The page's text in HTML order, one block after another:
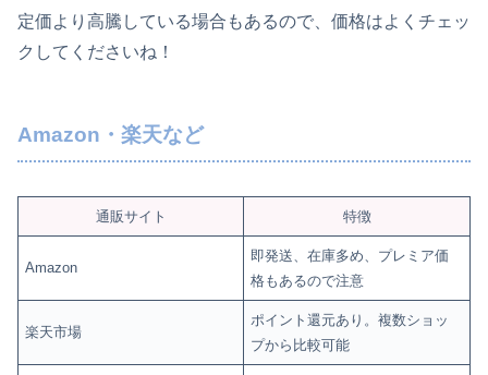
定価より高騰している場合もあるので、価格はよくチェッ
クしてくださいね！
Amazon・楽天など
通販サイト 特徴
Amazon
即発送、在庫多め、プレミア価
格もあるので注意
楽天市場
ポイント還元あり。複数ショッ
プから比較可能